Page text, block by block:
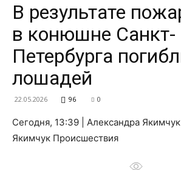
и
В результате
в конюшне Санкт-
Петербурга
лошадей
22.05.2026 96 0
Сегодня, 13:39 | Александра
Якимчук Происшествия